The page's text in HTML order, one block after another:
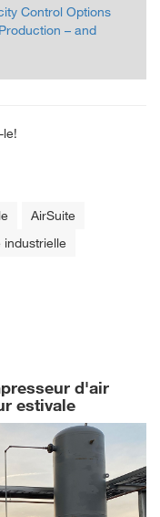
Control Options
– and
le!
AirSuite
industrielle
d'air
estivale